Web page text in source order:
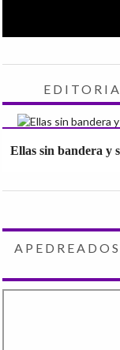
Ellas sin bandera y